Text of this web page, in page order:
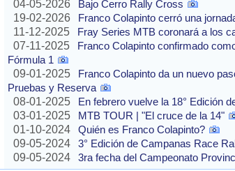
04-05-2026
Bajo Cerro Rally Cross
19-02-2026
Franco Colapinto cerró una
11-12-2025
Fray Series MTB coronará a los
07-11-2025
Franco Colapinto confirmado
Fórmula 1
09-01-2025
Franco Colapinto da un nuevo
Pruebas y Reserva
08-01-2025
En febrero vuelve la 18° Edición
03-01-2025
MTB TOUR | "El cruce de la 14"
01-10-2024
Quién es Franco Colapinto?
09-05-2024
3° Edición de Campanas Race
09-05-2024
3ra fecha del Campeonato